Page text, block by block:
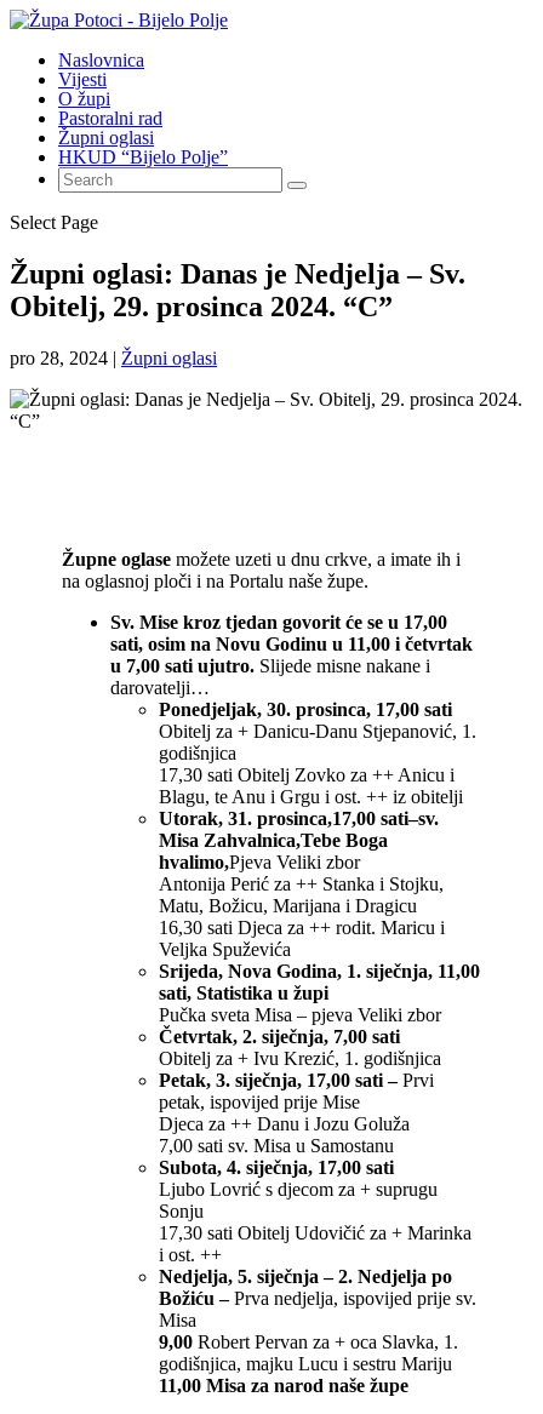
Naslovnica
Vijesti
O župi
Pastoralni rad
Župni oglasi
HKUD “Bijelo Polje”
Select Page
Župni oglasi: Danas je Nedjelja – Sv.
Obitelj, 29. prosinca 2024. “C”
pro 28, 2024 | Župni oglasi
Župne oglase možete uzeti u dnu crkve, a imate ih i
na oglasnoj ploči i na Portalu naše župe.
Sv. Mise kroz tjedan govorit će se u 17,00
sati, osim na Novu Godinu u 11,00 i četvrtak
u 7,00 sati ujutro. Slijede misne nakane i
darovatelji…
Ponedjeljak, 30. prosinca, 17,00 sati
Obitelj za + Danicu-Danu Stjepanović, 1.
godišnjica
17,30 sati Obitelj Zovko za ++ Anicu i
Blagu, te Anu i Grgu i ost. ++ iz obitelji
Utorak, 31. prosinca,17,00 sati–sv.
Misa Zahvalnica,Tebe Boga
hvalimo,Pjeva Veliki zbor
Antonija Perić za ++ Stanka i Stojku,
Matu, Božicu, Marijana i Dragicu
16,30 sati Djeca za ++ rodit. Maricu i
Veljka Spuževića
Srijeda, Nova Godina, 1. siječnja, 11,00
sati, Statistika u župi
Pučka sveta Misa – pjeva Veliki zbor
Četvrtak, 2. siječnja, 7,00 sati
Obitelj za + Ivu Krezić, 1. godišnjica
Petak, 3. siječnja, 17,00 sati –Prvi
petak, ispovijed prije Mise
Djeca za ++ Danu i Jozu Goluža
7,00 sati sv. Misa u Samostanu
Subota, 4. siječnja, 17,00 sati
Ljubo Lovrić s djecom za + suprugu
Sonju
17,30 sati Obitelj Udovičić za + Marinka
i ost. ++
Nedjelja, 5. siječnja – 2. Nedjelja po
Božiću –Prva nedjelja, ispovijed prije sv.
Misa
9,00 Robert Pervan za + oca Slavka, 1.
godišnjica, majku Lucu i sestru Mariju
11,00 Misa za narod naše župe